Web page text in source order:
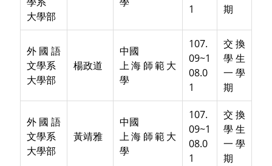
大學部
1
期
外國語
文學系
大學部
楊政道
中國
上海師範大
學
107.
09~1
08.0
1
交換
學生
一學
期
外國語
文學系
大學部
黃靖雅
中國
上海師範大
學
107.
09~1
08.0
1
交換
學生
一學
期